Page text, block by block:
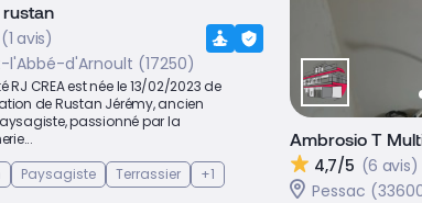
(1 avis)
l'Abbé-d'Arnoult (17250)
RJ CREA est née le 13/02/2023 de
de Rustan Jérémy, ancien
passionné par la
Paysagiste Terrassier +1
Ambrosio T
4,7/5 (6 avis)
Pessac